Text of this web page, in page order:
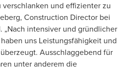
verschlanken und effizienter zu
Construction Director bei
„Nach intensiver und gründlicher
uns Leistungsfähigkeit und
Ausschlaggebend für
unter anderem die